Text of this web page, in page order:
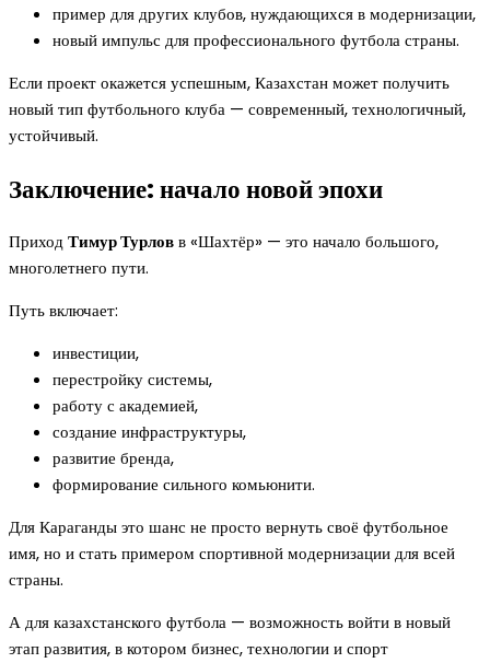
пример для других клубов, нуждающихся в модернизации,
новый импульс для профессионального футбола страны.
Если проект окажется успешным, Казахстан может получить
новый тип футбольного клуба — современный, технологичный,
устойчивый.
Заключение: начало новой эпохи
ПриходТимур Турловв «Шахтёр» — это начало большого,
многолетнего пути.
Путь включает:
инвестиции,
перестройку системы,
работу с академией,
создание инфраструктуры,
развитие бренда,
формирование сильного комьюнити.
Для Караганды это шанс не просто вернуть своё футбольное
имя, но и стать примером спортивной модернизации для всей
страны.
А для казахстанского футбола — возможность войти в новый
этап развития, в котором бизнес, технологии и спорт